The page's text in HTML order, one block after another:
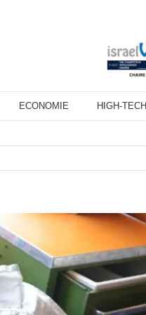
ECONOMIE HIGH-TECH